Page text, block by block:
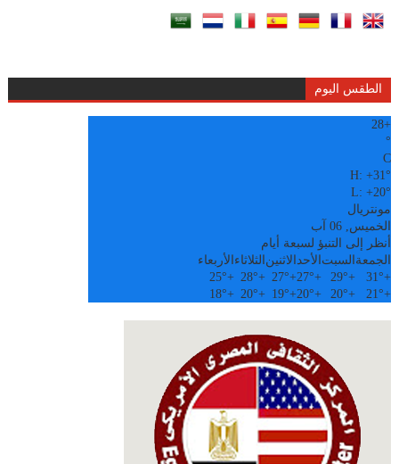
الطقس اليوم
+
28
°
C
H:+31°
L:+20°
مونتريال
الخميس, 06 آب
أنظر إلى التنبؤ لسبعة أيام
الجمعة السبت الأحدالاثنين الثلاثاء الأربعاء
+
31°
+
29°
+
27°
+
27°
+
28°
+
25°
+
21°
+
20°
+
20°
+
19°
+
20°
+
18°